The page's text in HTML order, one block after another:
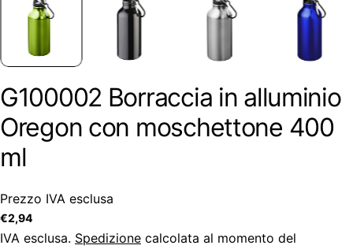
G100002 Borraccia in alluminio
Oregon con moschettone 400
ml
Prezzo IVA esclusa
Prezzo
regolare
€2,94
IVA esclusa. Spedizione calcolata al momento del